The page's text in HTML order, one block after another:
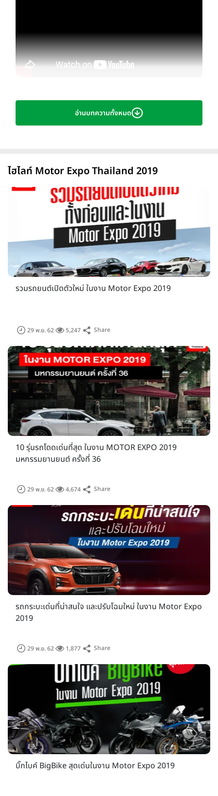
มหกรรมยานยนต์ ครั้งที่ 36 หรือ The 36th
International Motor Expo 2019เตรียมเปิดตัวรถใหม่ตาม
ทั้งที่เปิดตัวในปีนี้ รวมทั้งรุ่นยอดนิยม มาจัดแสดงส่งท้ายปีอย่างยิ่ง
ใหญ่ โดยงานมอเตอร์เอ็กซ์โป 2019 จะจัดขึ้นระหว่างวันที่ 29
พฤศจิกายน - 10 ธันวาคม 2562 ณ อิมแพค ชาเลนเจอร์ 1 - 3
เมืองทองธานี บัตรเพียง 100 บาท
อัพเดทข่าวสารความเคลื่อนไหวในแวดวงยานยนต์ พร้อมเปิดจอง
พื้นที่งาน "มหกรรมยานยนต์ ครั้งที่ 36" (Motor Expo 2019)
ค่ายรถยนต์ จักรยานยนต์ อุปกรณ์เกี่ยวเนื่อง มาครบ งานปีนี้จัดขึ้น
ภายใต้แนวคิด "โลดแล่นทันใด ทะยานไปด้วยกัน - Ride and
Drive Together Now" เพื่อส่งเสริมอุตสาหกรรมยานยนต์ไทยให้
ขยายตัว และเชิญชวนผู้ใช้ยานยนต์ทุกประเภททะยานไปด้วยกัน โดย
มี บริษัทรถยนต์ รถจักรยานยนต์ และอุปกรณ์เกี่ยวเนื่อง จำนวน
ปีก่อน ที่มียอดจำหน่ายรถยนต์ 44,189 คัน รถจักรยานยนต์
นอกจากนี้ ยังเป็นผลจากการที่ตลาดรถยนต์ภายในประเทศเติบโต
อย่างต่อเนื่อง โดยยอดขายรถยนต์ตั้งแต่เดือนมกราคม - เมษายน
2562 มีจำนวนเกือบ 350,000 คัน เพิ่มขึ้น 10.5% จากช่วงเวลา
เดียวกันของปีก่อน ขณะที่สถานการณ์ทางการเมืองเริ่มมีความ
ชัดเจนมากขึ้น ทำให้ผู้ประกอบการมั่นใจว่า เศรษฐกิจโดยรวม และ
อุตสาหกรรมยานยนต์จะขยายตัวเพิ่มขึ้นอย่างแน่นอน
แนวคิด "โลดแล่นทันใด ทะยานไปด้วยกัน-Ride and Drive
Together Now" ตลอดช่วงหนึ่งทศวรรษที่ผ่านมา ตลาดยานยนต์
อ่านบทความทั้งหมด
ไฮไลท์ Motor Expo Thailand 2019
รวมรถยนต์เปิดตัวใหม่ ในงาน Motor Expo 2019
29 พ.ย. 62 5,247 Share
10 รุ่นรถโดดเด่นที่สุด ในงาน MOTOR EXPO 2019
มหกรรมยานยนต์ ครั้งที่ 36
29 พ.ย. 62 4,674 Share
รถกระบะเด่นที่น่าสนใจ และปรับโฉมใหม่ ในงาน Motor Expo
2019
29 พ.ย. 62 1,877 Share
บิ๊กไบค์ BigBike สุดเด่นในงาน Motor Expo 2019